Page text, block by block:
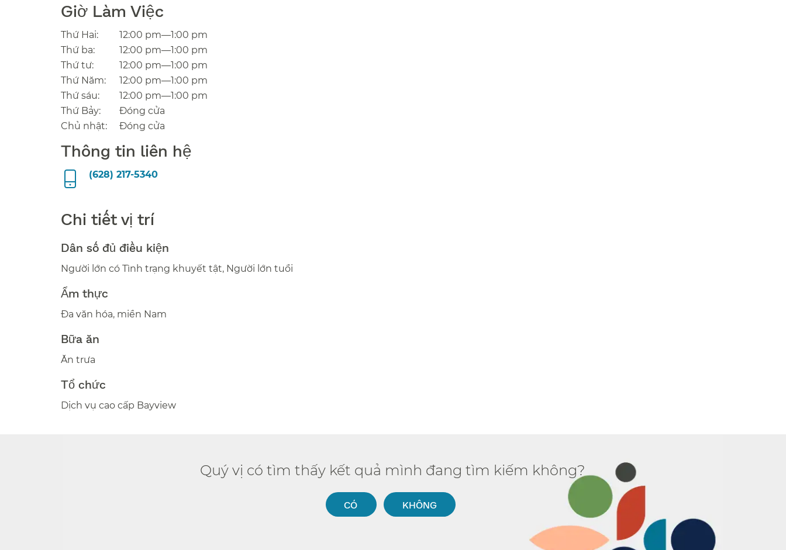
Giờ Làm Việc​​
Thứ Hai:​​
12:00 pm—1:00 pm​​
Thứ ba:​​
12:00 pm—1:00 pm​​
Thứ tư:​​
12:00 pm—1:00 pm​​
Thứ Năm:​​
12:00 pm—1:00 pm​​
Thứ sáu:​​
12:00 pm—1:00 pm​​
Thứ Bảy:​​
Đóng cửa​​
Chủ nhật:​​
Đóng cửa​​
Thông tin liên hệ​​
(628) 217-5340​​
Chi tiết vị trí​​
Dân số đủ điều kiện​​
Người lớn có Tình trạng khuyết tật, Người lớn tuổi​​
Ẩm thực​​
Đa văn hóa, miền Nam​​
Bữa ăn​​
Ăn trưa​​
Tổ chức​​
Dịch vụ cao cấp Bayview​​
Quý vị có tìm thấy kết quả mình đang tìm kiếm không?​​
CÓ​​ KHÔNG​​